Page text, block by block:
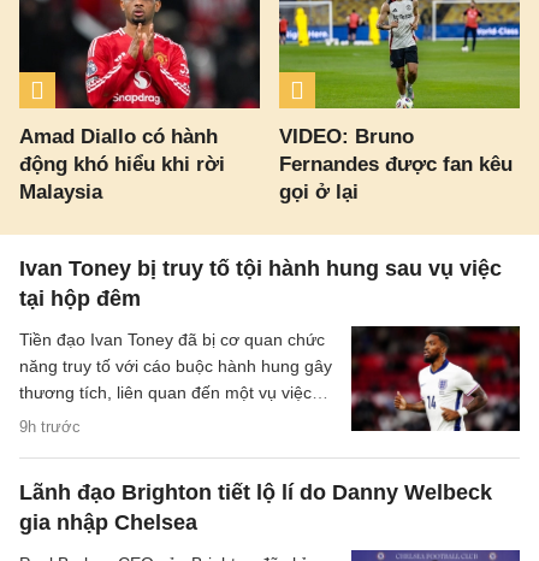
Amad Diallo có hành
động khó hiểu khi rời
Malaysia
VIDEO: Bruno
Fernandes được fan kêu
gọi ở lại
Ivan Toney bị truy tố tội hành hung sau vụ việc
tại hộp đêm
9h trước
Tiền đạo Ivan Toney đã bị cơ quan chức
năng truy tố với cáo buộc hành hung gây
thương tích, liên quan đến một vụ việc
xảy ra tại hộp đêm vào tháng 12/2025.
Lãnh đạo Brighton tiết lộ lí do Danny Welbeck
gia nhập Chelsea